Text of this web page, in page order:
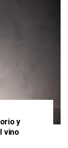
y
vino